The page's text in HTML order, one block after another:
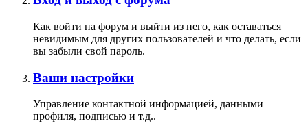
Как войти на форум и выйти из него, как оставаться
невидимым для других пользователей и что делать, если
вы забыли свой пароль.
Ваши настройки
Управление контактной информацией, данными
профиля, подписью и т.д..